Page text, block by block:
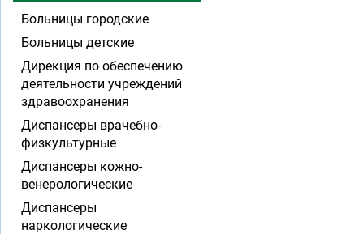
Больницы городские
Больницы детские
Дирекция по обеспечению
деятельности учреждений
здравоохранения
Диспансеры врачебно-
физкультурные
Диспансеры кожно-
венерологические
Диспансеры
наркологические